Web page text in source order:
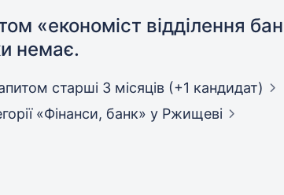
«економіст відділення
немає.
старші 3 місяців (+1 кандидат)
«Фінанси, банк» у Ржищеві